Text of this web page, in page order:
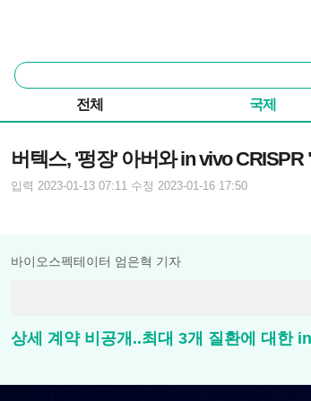
통
합
색
전체 국제
버텍스, '펑장' 아버와 in vivo
입력 2023-01-13 07:11 수정 2023-01-16 17:50
바이오스펙테이터 엄은혁 기자
상세 계약 비공개..최대 3개 질환에 대한